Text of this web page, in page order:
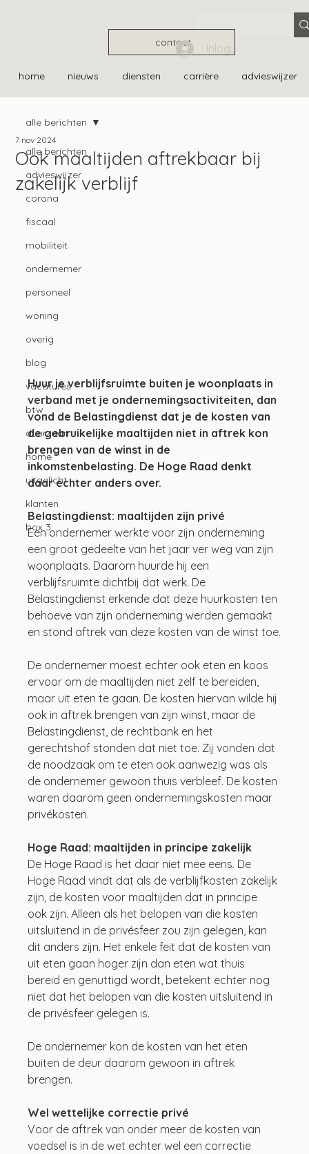
contact
home nieuws diensten carrière advieswijzer
Inloggen
alle berichten
advieswijzer
corona
fiscaal
mobiliteit
ondernemer
personeel
woning
overig
blog
vacatures
btw
duurzaam
home
uitgelicht
klanten
box 3
alle berichten
Ook maaltijden aftrekbaar bij
zakelijk verblijf
7 nov 2024
Huur je verblijfsruimte buiten je woonplaats in
verband met je ondernemingsactiviteiten, dan
vond de Belastingdienst dat je de kosten van
de gebruikelijke maaltijden niet in aftrek kon
brengen van de winst in de
inkomstenbelasting. De Hoge Raad denkt
daar echter anders over.
Belastingdienst: maaltijden zijn privé
Een ondernemer werkte voor zijn onderneming
een groot gedeelte van het jaar ver weg van zijn
woonplaats. Daarom huurde hij een
verblijfsruimte dichtbij dat werk. De
Belastingdienst erkende dat deze huurkosten ten
behoeve van zijn onderneming werden gemaakt
en stond aftrek van deze kosten van de winst toe.
De ondernemer moest echter ook eten en koos
ervoor om de maaltijden niet zelf te bereiden,
maar uit eten te gaan. De kosten hiervan wilde hij
ook in aftrek brengen van zijn winst, maar de
Belastingdienst, de rechtbank en het
gerechtshof stonden dat niet toe. Zij vonden dat
de noodzaak om te eten ook aanwezig was als
de ondernemer gewoon thuis verbleef. De kosten
waren daarom geen ondernemingskosten maar
privékosten.
Hoge Raad: maaltijden in principe zakelijk
De Hoge Raad is het daar niet mee eens. De
Hoge Raad vindt dat als de verblijfkosten zakelijk
zijn, de kosten voor maaltijden dat in principe
ook zijn. Alleen als het belopen van die kosten
uitsluitend in de privésfeer zou zijn gelegen, kan
dit anders zijn. Het enkele feit dat de kosten van
uit eten gaan hoger zijn dan eten wat thuis
bereid en genuttigd wordt, betekent echter nog
niet dat het belopen van die kosten uitsluitend in
de privésfeer gelegen is.
De ondernemer kon de kosten van het eten
buiten de deur daarom gewoon in aftrek
brengen.
Wel wettelijke correctie privé
Voor de aftrek van onder meer de kosten van
voedsel is in de wet echter wel een correctie